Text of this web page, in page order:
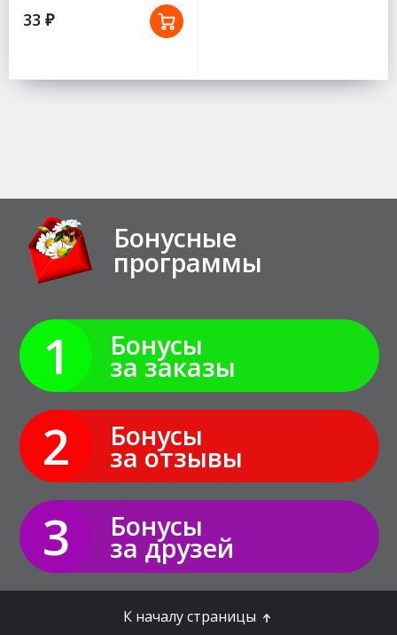
33 ₽
Бонусные
программы
1 Бонусы
за заказы
2 Бонусы
за отзывы
3 Бонусы
за друзей
К началу страницы